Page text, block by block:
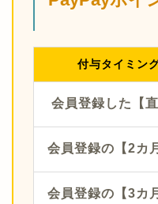
付与タイミン
会員登録した【直
会員登録の【2カ
会員登録の【3カ